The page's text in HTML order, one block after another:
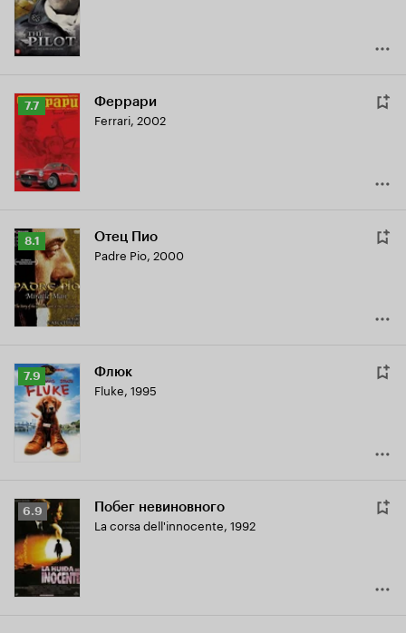
Рейтинг
Кинопоиска
7.7
7.7 Феррари
Ferrari, 2002
Рейтинг
Кинопоиска
8.1
8.1 Отец Пио
Padre Pio, 2000
Рейтинг
Кинопоиска
7.9
7.9 Флюк
Fluke, 1995
Рейтинг
Кинопоиска
6.9
6.9 Побег невиновного
La corsa dell'innocente, 1992